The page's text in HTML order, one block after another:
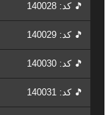
🎵 کد: 140028
🎵 کد: 140029
🎵 کد: 140030
🎵 کد: 140031